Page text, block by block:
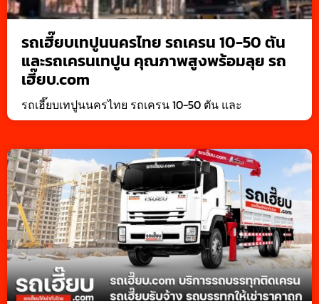
รถเฮี๊ยบเทปูนนครไทย รถเครน 10-50 ตัน
และรถเครนเทปูน คุณภาพสูงพร้อมลุย รถ
เฮี๊ยบ.com
รถเฮี๊ยบเทปูนนครไทย รถเครน 10-50 ตัน และ